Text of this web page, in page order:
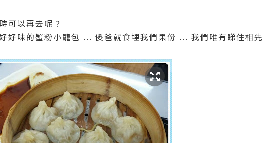
可以再去呢 ?
好味的蟹粉小籠包 ... 儍爸就食埋我們果份 ... 我們唯有睇住相先